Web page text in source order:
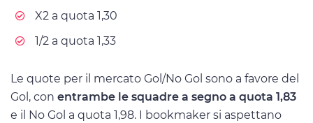
X2 a quota 1,30
1/2 a quota 1,33
Le quote per il mercato Gol/No Gol sono a favore del
Gol, con entrambe le squadre a segno a quota 1,83
e il No Gol a quota 1,98. I bookmaker si aspettano